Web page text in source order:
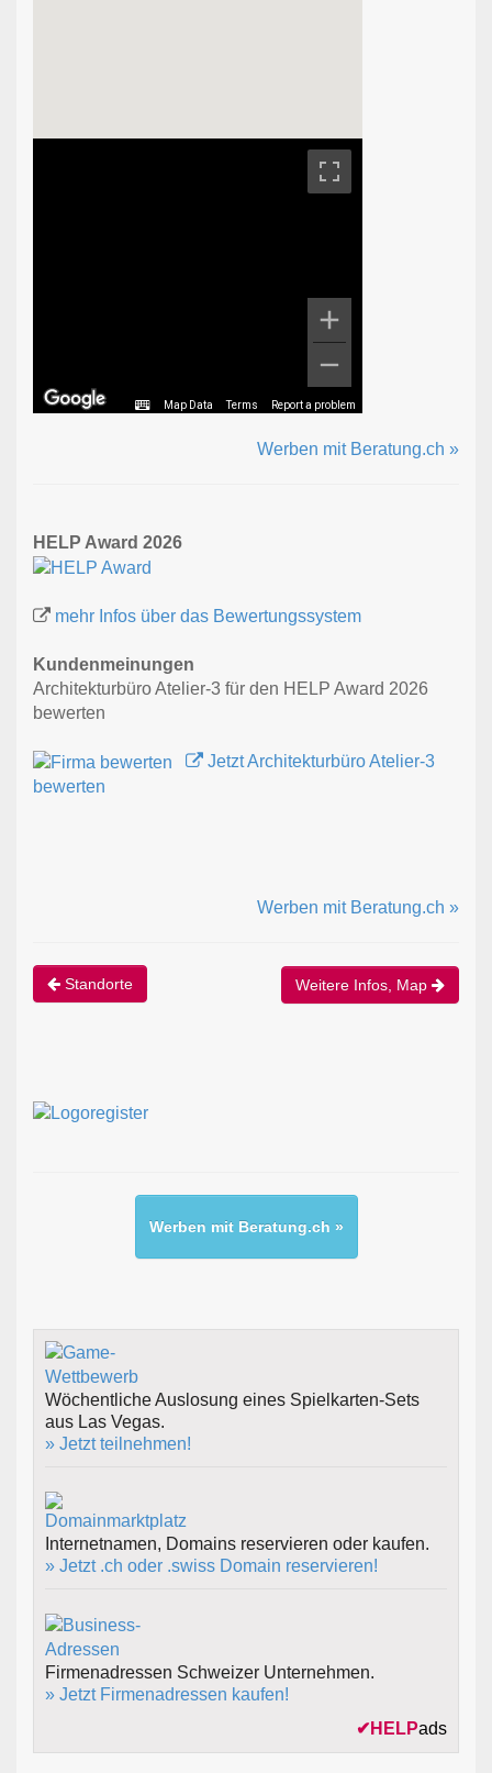
Map Data Terms Report a problem
Werben mit Beratung.ch »
HELP Award 2026
mehr Infos über das Bewertungssystem
Kundenmeinungen
Architekturbüro Atelier-3 für den HELP Award 2026
bewerten
Jetzt Architekturbüro Atelier-3
bewerten
Werben mit Beratung.ch »
Standorte Weitere Infos, Map
Werben mit Beratung.ch »
Wöchentliche Auslosung eines Spielkarten-Sets
aus Las Vegas.
» Jetzt teilnehmen!
Internetnamen, Domains reservieren oder kaufen.
» Jetzt .ch oder .swiss Domain reservieren!
Firmenadressen Schweizer Unternehmen.
» Jetzt Firmenadressen kaufen!
✔ HELPads